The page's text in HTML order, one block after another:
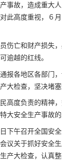
事故，造成重大
此高度重视，６
伤亡和财产损失
逾越的红线。
报各地区各部门
大检查，坚决堵塞
高度负责的精神
大安全生产事故的
下午召开全国安
议关于抓好安全
产大检查，认真